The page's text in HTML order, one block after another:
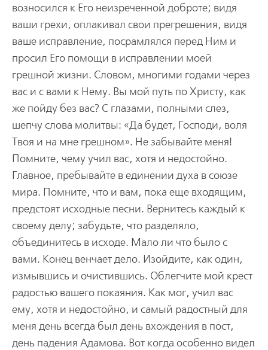
возносился к Его неизреченной доброте; видя
ваши грехи, оплакивал свои прегрешения, видя
ваше исправление, посрамлялся перед Ним и
просил Его помощи в исправлении моей
грешной жизни. Словом, многими годами через
вас и с вами к Нему. Вы мой путь по Христу, как
же пойду без вас? С глазами, полными слез,
шепчу слова молитвы: «Да будет, Господи, воля
Твоя и на мне грешном». Не забывайте меня!
Помните, чему учил вас, хотя и недостойно.
Главное, пребывайте в единении духа в союзе
мира. Помните, что и вам, пока еще входящим,
предстоят исходные песни. Вернитесь каждый к
своему делу; забудьте, что разделяло,
объединитесь в исходе. Мало ли что было с
вами. Конец венчает дело. Изойдите, как один,
измывшись и очистившись. Облегчите мой крест
радостью вашего покаяния. Как мог, учил вас
ему, хотя и недостойно, и самый радостный для
меня день всегда был день вхождения в пост,
день падения Адамова. Вот когда особенно видел